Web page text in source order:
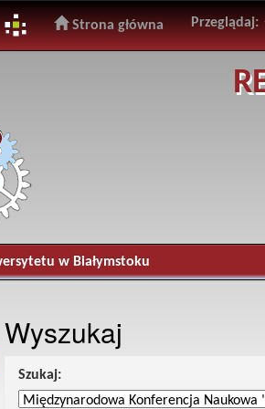
Strona główna Przeglądaj:
w Białymstoku
Wyszukaj
Szukaj: